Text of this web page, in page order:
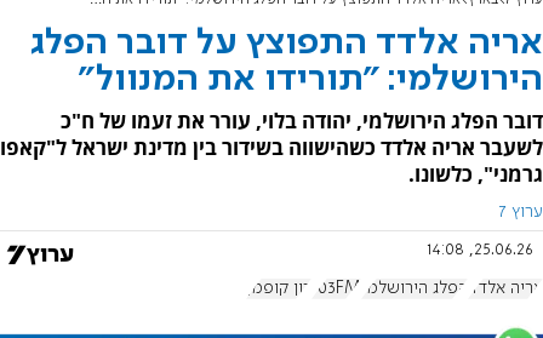
אריה אלדד התפוצץ על דובר הפלג
הירושלמי: "תורידו את המנוול"
דובר הפלג הירושלמי, יהודה בלוי, עורר את זעמו של ח"כ
לשעבר אריה אלדד כשהישווה בשידור בין מדינת ישראל ל"קאפו
גרמני", כלשונו.
ערוץ 7
25.06.26, 14:08
אריה אלדד הפלג הירושלמי 103FM רון קופמן